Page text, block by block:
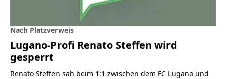
Nach Platzverweis
Lugano-Profi Renato Steffen wird
gesperrt
Renato Steffen sah beim 1:1 zwischen dem FC Lugano und